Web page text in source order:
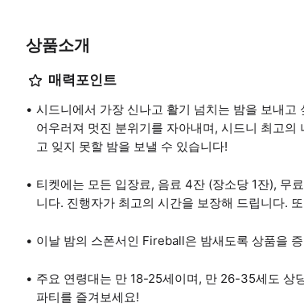
상품소개
매력포인트
시드니에서 가장 신나고 활기 넘치는 밤을 보내
어우러져 멋진 분위기를 자아내며, 시드니 최고
고 잊지 못할 밤을 보낼 수 있습니다!
티켓에는 모든 입장료, 음료 4잔 (장소당 1잔), 무
니다. 진행자가 최고의 시간을 보장해 드립니다.
이날 밤의 스폰서인 Fireball은 밤새도록 상품을
주요 연령대는 만 18-25세이며, 만 26-35세도 상
파티를 즐겨보세요!